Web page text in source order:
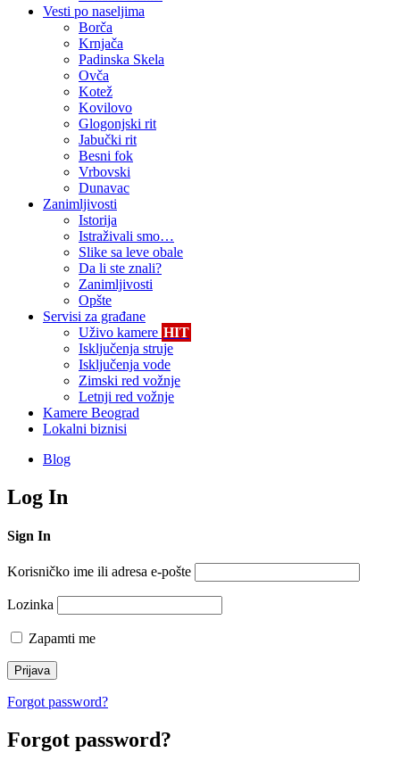
Vesti po naseljima
Borča
Krnjača
Padinska Skela
Ovča
Kotež
Kovilovo
Glogonjski rit
Jabučki rit
Besni fok
Vrbovski
Dunavac
Zanimljivosti
Istorija
Istraživali smo…
Slike sa leve obale
Da li ste znali?
Zanimljivosti
Opšte
Servisi za građane
Uživo kamere HIT
Isključenja struje
Isključenja vode
Zimski red vožnje
Letnji red vožnje
Kamere Beograd
Lokalni biznisi
Blog
Log In
Sign In
Korisničko ime ili adresa e-pošte
Lozinka
Zapamti me
Forgot password?
Forgot password?